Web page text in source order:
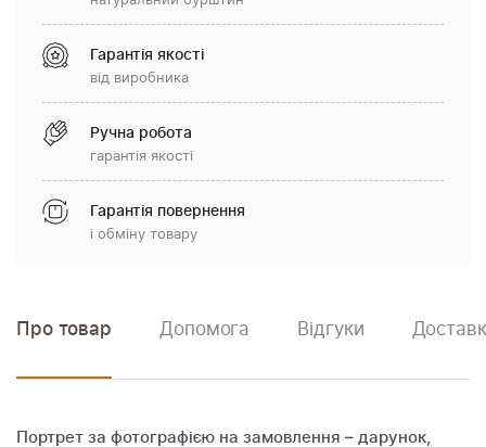
Гарантія якості
від виробника
Ручна робота
гарантія якості
Гарантія повернення
і обміну товару
Про товар Допомога Відгуки
Портрет за фотографією на замовлення – дарунок,